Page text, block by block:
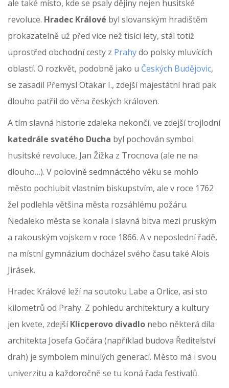
ale také místo, kde se psaly dějiny nejen husitské
revoluce. Hradec Králové byl slovanským hradištěm
prokazatelně už před více než tisíci lety, stál totiž
uprostřed obchodní cesty z Prahydo polsky mluvících
oblastí. O rozkvět, podobně jako u Českých Budějovic,
se zasadil Přemysl Otakar I., zdejší majestátní hrad pak
dlouho patřil do věna českých královen.
A tím slavná historie zdaleka nekončí, ve zdejší trojlodní
katedrále svatého Ducha byl pochován symbol
husitské revoluce, Jan Žižka z Trocnova (ale ne na
dlouho…). V polovině sedmnáctého věku se mohlo
město pochlubit vlastním biskupstvím, ale v roce 1762
žel podlehla většina města rozsáhlému požáru.
Nedaleko města se konala i slavná bitva mezi pruským
a rakouským vojskem v roce 1866. A v neposlední řadě,
na místní gymnázium docházel svého času také Alois
Jirásek.
Hradec Králové leží na soutoku Labe a Orlice, asi sto
kilometrů od Prahy. Z pohledu architektury a kultury
jen kvete, zdejšíKlicperovo divadlo nebo některá díla
architekta Josefa Gočára (například budova Ředitelství
drah) je symbolem minulých generací. Město má i svou
univerzitu a každoročně se tu koná řada festivalů.